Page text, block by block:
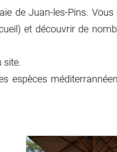
de Juan-les-Pins.
et découvrir de
site.
espèces